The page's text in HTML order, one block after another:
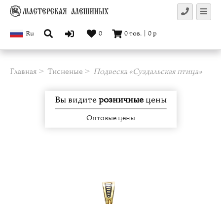
Ru 0 0тов. 0р
Главная Тисненые Подвеска «Суздальская птица»
Вы видитерозничныецены
Оптовые цены